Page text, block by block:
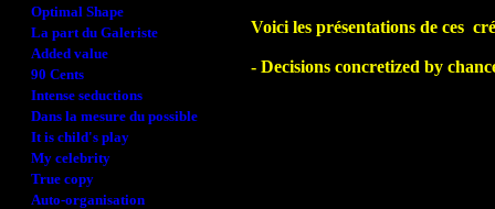
Optimal Shape
La part du Galeriste
Added value
90 Cents
Intense seductions
Dans la mesure du possible
It is child's play
My celebrity
True copy
Auto-organisation
Voici les présentations de ces
- Decisions concretized by